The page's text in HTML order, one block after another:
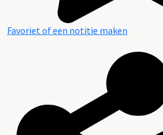
Favoriet of een notitie maken